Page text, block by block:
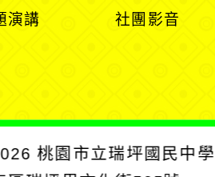
演講
社團影音
桃園市立瑞坪國民中學